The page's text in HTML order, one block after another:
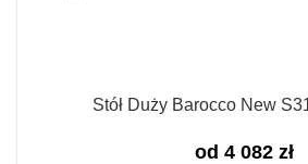
Stół Duży Barocco New
od 4 082 zł